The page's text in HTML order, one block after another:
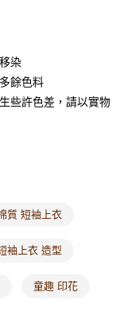
染
餘色料
些許色差，請以實物
質 短袖上衣
袖上衣 造型
童趣 印花